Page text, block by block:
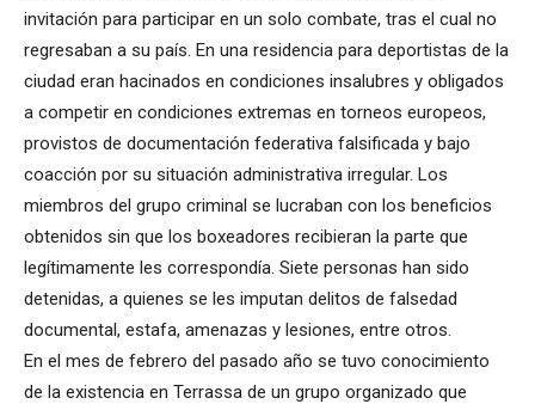
invitación para participar en un solo combate, tras el cual no
regresaban a su país. En una residencia para deportistas de la
ciudad eran hacinados en condiciones insalubres y obligados
a competir en condiciones extremas en torneos europeos,
provistos de documentación federativa falsificada y bajo
coacción por su situación administrativa irregular. Los
miembros del grupo criminal se lucraban con los beneficios
obtenidos sin que los boxeadores recibieran la parte que
legítimamente les correspondía. Siete personas han sido
detenidas, a quienes se les imputan delitos de falsedad
documental, estafa, amenazas y lesiones, entre otros.
En el mes de febrero del pasado año se tuvo conocimiento
de la existencia en Terrassa de un grupo organizado que